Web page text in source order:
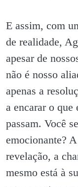
E assim, com
de realidade,
apesar de
não é nosso
apenas a
a encarar o que
passam. Você
emocionante?
revelação, a
mesmo está à